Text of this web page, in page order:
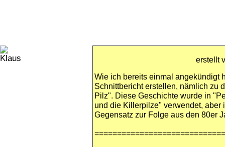
erstellt
Wie ich bereits einmal angekündigt
Schnittbericht erstellen, nämlich zu
Pilz". Diese Geschichte wurde in
und die Killerpilze" verwendet, aber
Gegensatz zur Folge aus den 80er